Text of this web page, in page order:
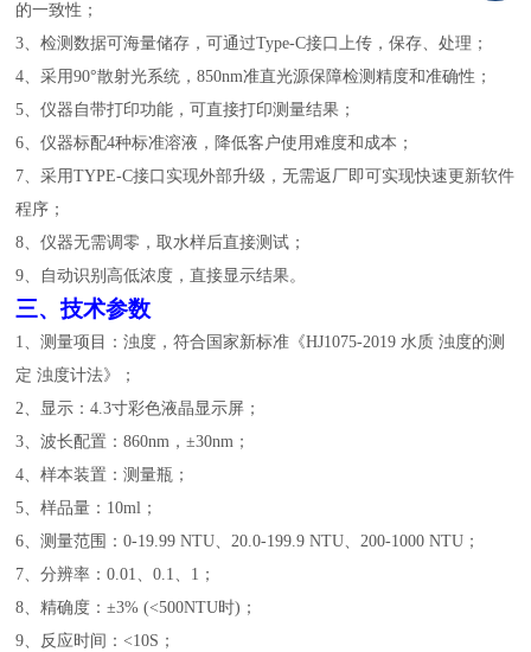
的一致性；
3、检测数据可海量储存，可通过Type-C接口上传，保存、处理；
4、采用90°散射光系统，850nm准直光源保障检测精度和准确性；
5、仪器自带打印功能，可直接打印测量结果；
6、仪器标配4种标准溶液，降低客户使用难度和成本 ；
7、采用TYPE-C接口实现外部升级，无需返厂即可实现快速更新软件
程序；
8、仪器无需调零，取水样后直接测试；
9、自动识别高低浓度，直接显示结果。
三、技术参数
1、测量项目：浊度，符合国家新标准《HJ1075-2019 水质 浊度的测
定 浊度计法》；
2、显示：4.3寸彩色液晶显示屏；
3、波长配置：860nm ，±30nm ；
4、样本装置：测量瓶；
5、样品量： 10ml ；
6、测量范围：0-19.99 NTU、20.0-199.9 NTU、200-1000 NTU ；
7、分辨率：0.01、0.1、 1 ；
8、精确度：±3% (<500NTU时) ；
9、反应时间：<10S ；